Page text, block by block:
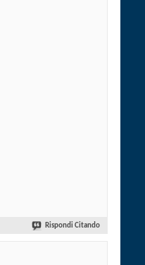
Rispondi Citando